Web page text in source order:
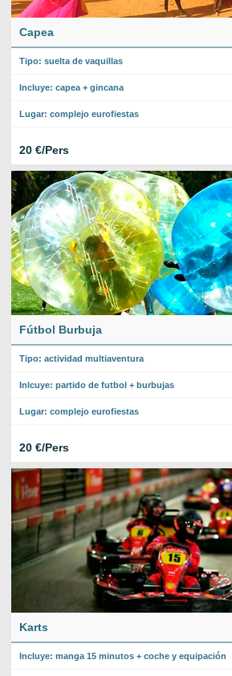
Capea
Tipo: suelta de vaquillas
Incluye: capea + gincana
Lugar: complejo eurofiestas
20 €/Pers
Fútbol Burbuja
Tipo: actividad multiaventura
Inlcuye: partido de futbol + burbujas
Lugar: complejo eurofiestas
20 €/Pers
Karts
Incluye: manga 15 minutos + coche y equipación